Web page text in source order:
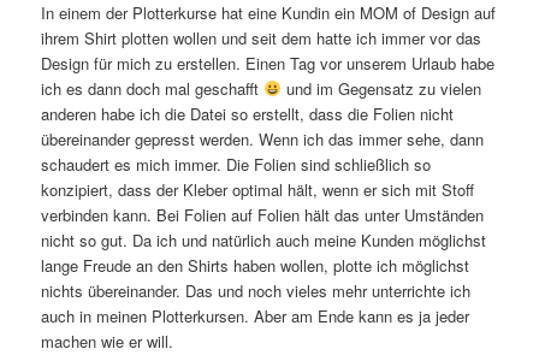
In einem der Plotterkurse hat eine Kundin ein MOM of Design auf
ihrem Shirt plotten wollen und seit dem hatte ich immer vor das
Design für mich zu erstellen. Einen Tag vor unserem Urlaub habe
ich es dann doch mal geschafft
und im Gegensatz zu vielen
anderen habe ich die Datei so erstellt, dass die Folien nicht
übereinander gepresst werden. Wenn ich das immer sehe, dann
schaudert es mich immer. Die Folien sind schließlich so
konzipiert, dass der Kleber optimal hält, wenn er sich mit Stoff
verbinden kann. Bei Folien auf Folien hält das unter Umständen
nicht so gut. Da ich und natürlich auch meine Kunden möglichst
lange Freude an den Shirts haben wollen, plotte ich möglichst
nichts übereinander. Das und noch vieles mehr unterrichte ich
auch in meinen Plotterkursen. Aber am Ende kann es ja jeder
machen wie er will.